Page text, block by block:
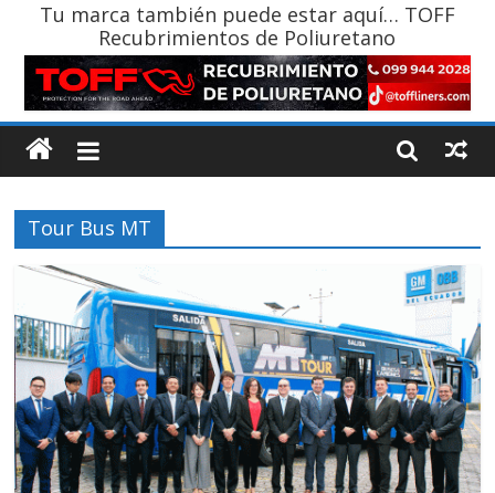
Tu marca también puede estar aquí… TOFF
Recubrimientos de Poliuretano
Tour Bus MT